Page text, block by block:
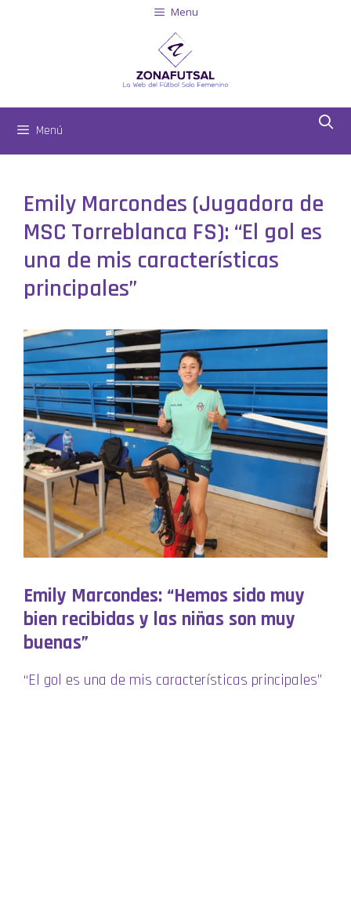
Menu
Menú
Emily Marcondes (Jugadora de
MSC Torreblanca FS): “El gol es
una de mis características
principales”
Emily Marcondes: “Hemos sido muy
bien recibidas y las niñas son muy
buenas”
“El gol es una de mis características principales”